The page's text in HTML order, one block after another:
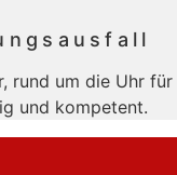
rund um die Uhr für
und kompetent.